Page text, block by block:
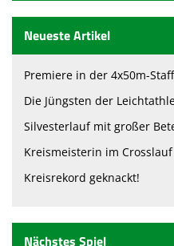
Home
OGS
Vereinsjugend
Über uns
Videos
Vereinsnews
Abteilungen
Neueste Artikel
Premiere in der 4x50m-
Die Jüngsten der
Silvesterlauf mit großer
Kreismeisterin im
Kreisrekord geknackt!
Nächstes Spiel